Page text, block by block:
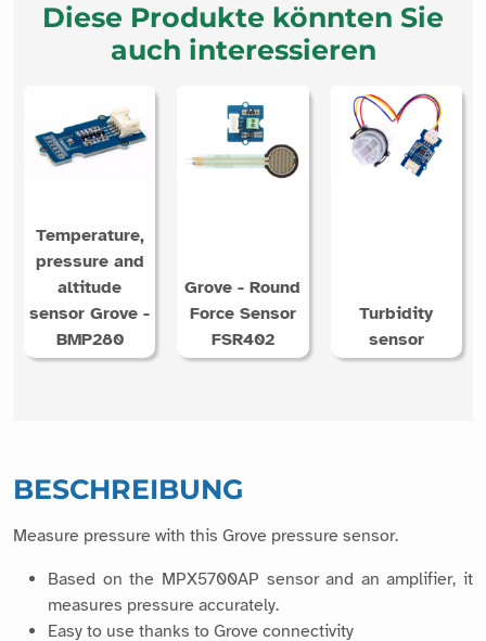
Diese Produkte könnten Sie
auch interessieren
Temperature,
pressure and
altitude
sensor Grove -
BMP280
Grove - Round
Force Sensor
FSR402
Turbidity
sensor
BESCHREIBUNG
Measure pressure with this Grove pressure sensor.
Based on the MPX5700AP sensor and an amplifier, it
measures pressure accurately.
Easy to use thanks to Grove connectivity